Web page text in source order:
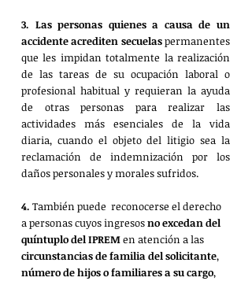
3. Las personas quienes a causa de un
accidente acrediten secuelas permanentes
que les impidan totalmente la realización
de las tareas de su ocupación laboral o
profesional habitual y requieran la ayuda
de otras personas para realizar las
actividades más esenciales de la vida
diaria, cuando el objeto del litigio sea la
reclamación de indemnización por los
daños personales y morales sufridos.
4. También puede  reconocerse el derecho
a personas cuyos ingresos no excedan del
quíntuplo del IPREM en atención a las
circunstancias de familia del solicitante,
número de hijos o familiares a su cargo,